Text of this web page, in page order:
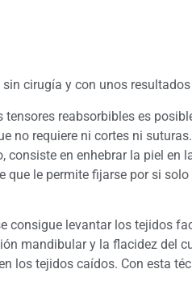
sin cirugía y con unos
reabsorbibles es
no requiere ni cortes ni
consiste en enhebrar la piel
que le permite fijarse por si
consigue levantar los tejidos
mandibular y la flacidez del
los tejidos caídos. Con esta